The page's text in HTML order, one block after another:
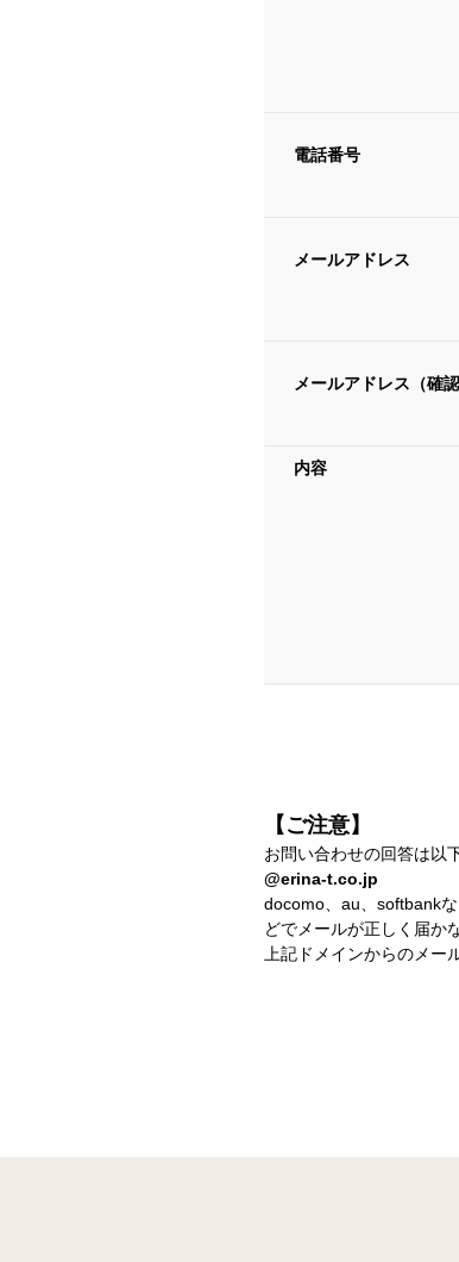
電話番号
メールアドレス
メールアドレス（確認
内容
【ご注意】
お問い合わせの回答は以
@erina-t.co.jp
docomo、au、softbank
どでメールが正しく届か
上記ドメインからのメー